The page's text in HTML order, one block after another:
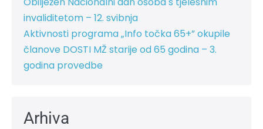
invaliditetom – 12. svibnja
Aktivnosti programa „Info točka 65+” okupile
članove DOSTI MŽ starije od 65 godina – 3.
godina provedbe
Arhiva